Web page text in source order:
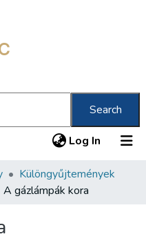
Search
Log In (current)
Különgyűjtemények
A gázlámpák kora